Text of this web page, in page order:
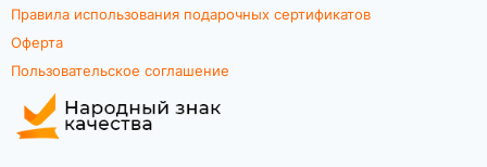
Правила использования подарочных сертификатов
Оферта
Пользовательское соглашение